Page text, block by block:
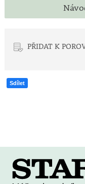
PŘIDAT K
Sdílet